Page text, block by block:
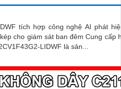
tích hợp công nghệ AI phát
cho giám sát ban đêm Cung cấp
LIDWF là sản...